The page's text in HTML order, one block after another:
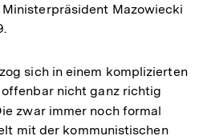
Mazowiecki
sich in einem komplizierten
nicht ganz richtig
zwar immer noch formal
mit der kommunistischen